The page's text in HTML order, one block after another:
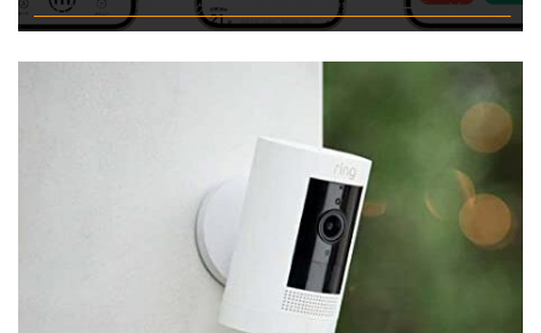
行きは相乗り！帰りはタクシー！|地域相乗り定額タクシー「mobi」